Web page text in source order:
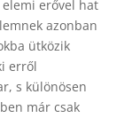
erővel hat
azonban
ütközik
erről
s különösen
már csak